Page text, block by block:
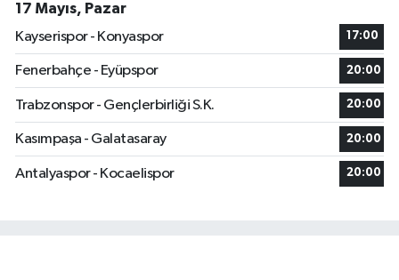
17 Mayıs, Pazar
Kayserispor - Konyaspor
17:00
Fenerbahçe - Eyüpspor 20:00
Trabzonspor - Gençlerbirliği S.K. 20:00
Kasımpaşa - Galatasaray 20:00
Antalyaspor - Kocaelispor 20:00